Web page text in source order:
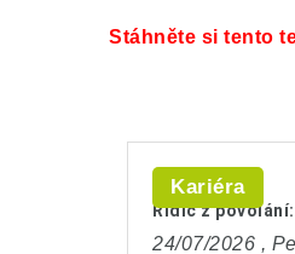
Stáhněte si tento
Řidič z
24/07/2026 ,
Kariéra